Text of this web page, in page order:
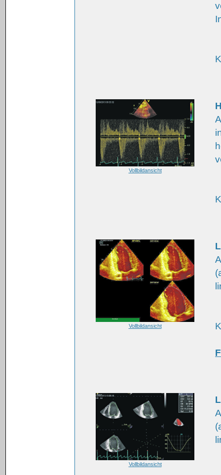
Vollbildansicht
Vollbildansicht
Vollbildansicht